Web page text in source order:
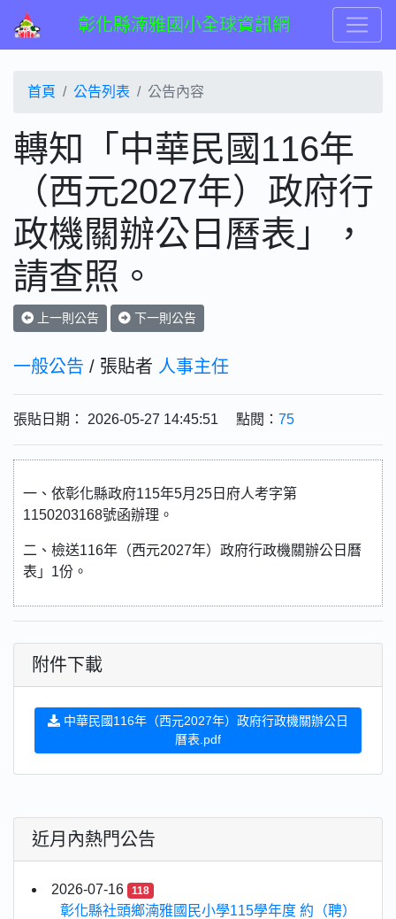
彰化縣湳雅國小全球資訊網
首頁 公告列表 公告內容
轉知「中華民國116年
（西元2027年）政府行
政機關辦公日曆表」，
請查照。
上一則公告 下一則公告
一般公告 / 張貼者 人事主任
張貼日期： 2026-05-27 14:45:51 點閱： 75
一、依彰化縣政府115年5月25日府人考字第
1150203168號函辦理。
二、檢送116年（西元2027年）政府行政機關辦公日曆
表」1份。
附件下載
中華民國116年（西元2027年）政府行政機關辦公日
曆表.pdf
近月內熱門公告
2026-07-16 118
彰化縣社頭鄉湳雅國民小學115學年度 約（聘）